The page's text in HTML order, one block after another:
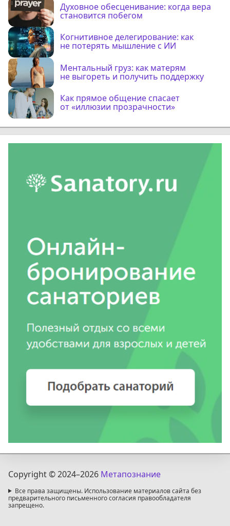
Духовное обесценивание: когда вера
становится побегом
Когнитивное делегирование: как
не потерять мышление с ИИ
Ментальный груз: как матерям
не выгореть и получить поддержку
Как прямое общение спасает
от «иллюзии прозрачности»
Copyright © 2024–2026 Метапознание
Все права защищены. Использование материалов сайта без
предварительного письменного согласия правообладателя
запрещено.